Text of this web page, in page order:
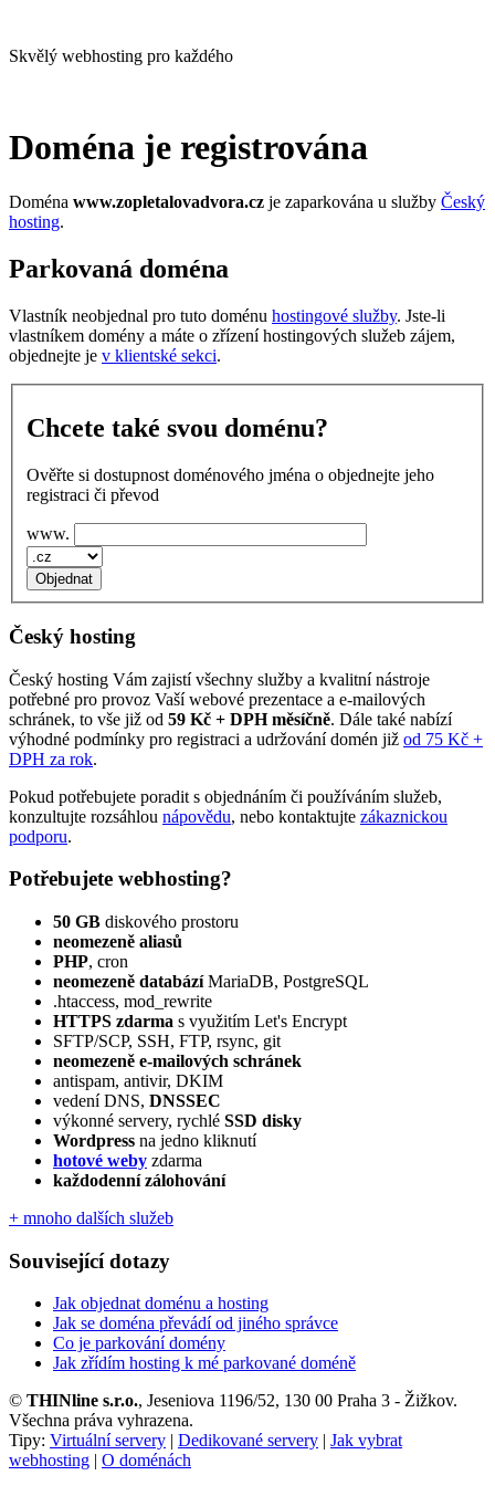
Skvělý webhosting pro každého
Doména je registrována
Doména www.zopletalovadvora.cz je zaparkována u služby Český
hosting.
Parkovaná doména
Vlastník neobjednal pro tuto doménu hostingové služby. Jste-li
vlastníkem domény a máte o zřízení hostingových služeb zájem,
objednejte je v klientské sekci.
Chcete také svou doménu?
Ověřte si dostupnost doménového jména o objednejte jeho
registraci či převod
www.
Český hosting
Český hosting Vám zajistí všechny služby a kvalitní nástroje
potřebné pro provoz Vaší webové prezentace a e‑mailových
schránek, to vše již od 59 Kč + DPH měsíčně. Dále také nabízí
výhodné podmínky pro registraci a udržování domén již od 75 Kč +
DPH za rok.
Pokud potřebujete poradit s objednáním či používáním služeb,
konzultujte rozsáhlou nápovědu, nebo kontaktujte zákaznickou
podporu.
Potřebujete webhosting?
50 GB diskového prostoru
neomezeně aliasů
PHP, cron
neomezeně databázíMariaDB, PostgreSQL
.htaccess, mod_rewrite
HTTPS zdarma s využitím Let's Encrypt
SFTP/SCP, SSH, FTP, rsync, git
neomezeně e‑mailových schránek
antispam, antivir, DKIM
vedení DNS, DNSSEC
výkonné servery, rychlé SSD disky
Wordpress na jedno kliknutí
hotové weby zdarma
každodenní zálohování
+ mnoho dalších služeb
Související dotazy
Jak objednat doménu a hosting
Jak se doména převádí od jiného správce
Co je parkování domény
Jak zřídím hosting k mé parkované doméně
© THINline s.r.o., Jeseniova 1196/52, 130 00 Praha 3 - Žižkov.
Všechna práva vyhrazena.
Tipy: Virtuální servery | Dedikované servery | Jak vybrat
webhosting | O doménách